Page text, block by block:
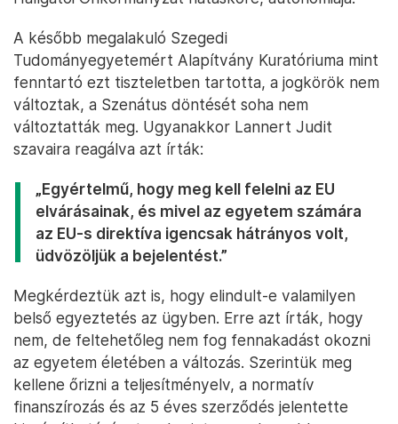
A később megalakuló Szegedi
Tudományegyetemért Alapítvány Kuratóriuma mint
fenntartó ezt tiszteletben tartotta, a jogkörök nem
változtak, a Szenátus döntését soha nem
változtatták meg. Ugyanakkor Lannert Judit
szavaira reagálva azt írták:
„Egyértelmű, hogy meg kell felelni az EU
elvárásainak, és mivel az egyetem számára
az EU-s direktíva igencsak hátrányos volt,
üdvözöljük a bejelentést.”
Megkérdeztük azt is, hogy elindult-e valamilyen
belső egyeztetés az ügyben. Erre azt írták, hogy
nem, de feltehetőleg nem fog fennakadást okozni
az egyetem életében a változás. Szerintük meg
kellene őrizni a teljesítményelv, a normatív
finanszírozás és az 5 éves szerződés jelentette